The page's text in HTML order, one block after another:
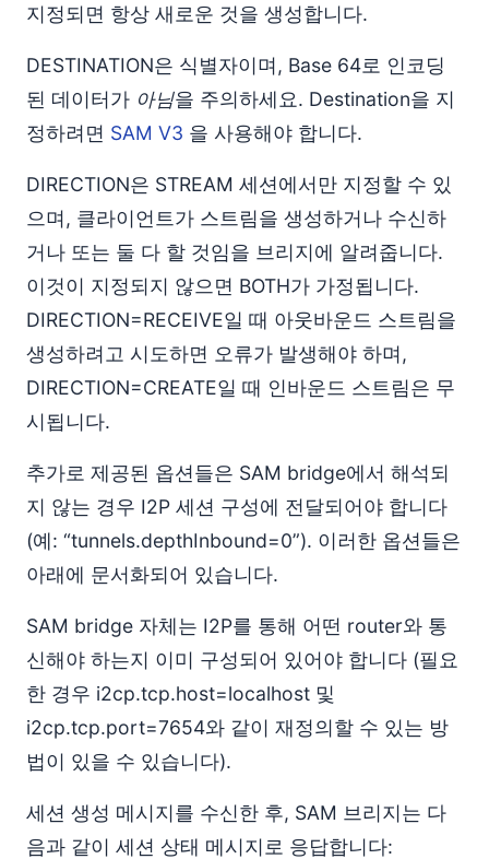
지정되면 항상 새로운 것을 생성합니다.
DESTINATION은 식별자이며, Base 64로 인코딩
된 데이터가 아님을 주의하세요. Destination을 지
정하려면 SAM V3 을 사용해야 합니다.
DIRECTION은 STREAM 세션에서만 지정할 수 있
으며, 클라이언트가 스트림을 생성하거나 수신하
거나 또는 둘 다 할 것임을 브리지에 알려줍니다.
이것이 지정되지 않으면 BOTH가 가정됩니다.
DIRECTION=RECEIVE일 때 아웃바운드 스트림을
생성하려고 시도하면 오류가 발생해야 하며,
DIRECTION=CREATE일 때 인바운드 스트림은 무
시됩니다.
추가로 제공된 옵션들은 SAM bridge에서 해석되
지 않는 경우 I2P 세션 구성에 전달되어야 합니다
(예: “tunnels.depthInbound=0”). 이러한 옵션들은
아래에 문서화되어 있습니다.
SAM bridge 자체는 I2P를 통해 어떤 router와 통
신해야 하는지 이미 구성되어 있어야 합니다 (필요
한 경우 i2cp.tcp.host=localhost 및
i2cp.tcp.port=7654와 같이 재정의할 수 있는 방
법이 있을 수 있습니다).
세션 생성 메시지를 수신한 후, SAM 브리지는 다
음과 같이 세션 상태 메시지로 응답합니다: